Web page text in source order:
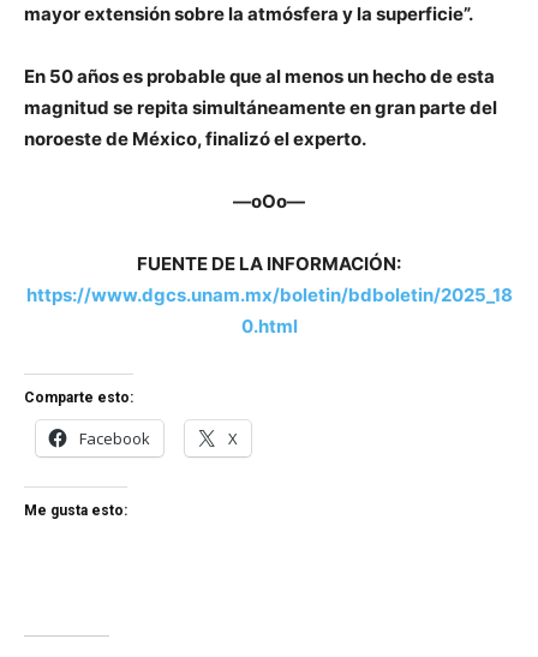
mayor extensión sobre la atmósfera y la superficie”.
En 50 años es probable que al menos un hecho de esta
magnitud se repita simultáneamente en gran parte del
noroeste de México, finalizó el experto.
—oOo—
FUENTE DE LA INFORMACIÓN:
https://www.dgcs.unam.mx/boletin/bdboletin/2025_18
0.html
Comparte esto:
Facebook X
Me gusta esto: